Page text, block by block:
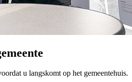
u langskomt op het gemeentehuis.